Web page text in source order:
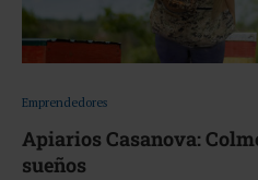
Emprendedores
Apiarios Casanova:
sueños